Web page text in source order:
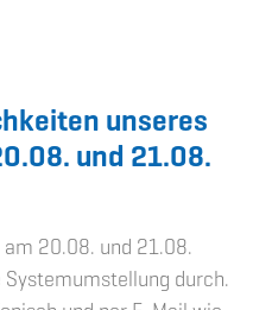
unseres
und 21.08.
am 20.08. und 21.08.
durch.